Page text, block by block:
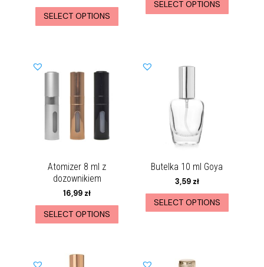
SELECT OPTIONS
SELECT OPTIONS
Atomizer 8 ml z
dozownikiem
16,99 zł
SELECT OPTIONS
Butelka 10 ml Goya
3,59 zł
SELECT OPTIONS